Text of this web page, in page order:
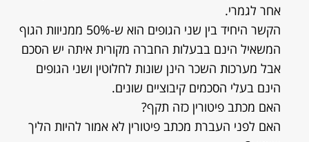
אחר לגמרי.
הקשר היחיד בין שני הגופים הוא ש-50% ממניוות הגוף
המשאיל הינם בבעלות החברה מקורית איתה יש הסכם
אבל מערכות השכר הינן שונות לחלוטין ושני הגופים
הינם בעלי הסכמים קיבוציים שונים.
האם מכתב פיטורין כזה תקף?
האם לפני העברת מכתב פיטורין לא אמור להיות הליך